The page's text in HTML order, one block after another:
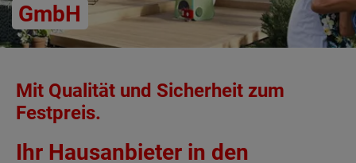
GmbH
Mit Qualität und Sicherheit zum
Festpreis.
Ihr Hausanbieter in den